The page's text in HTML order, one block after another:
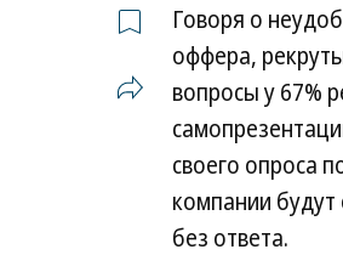
Говоря о
оффера,
вопросы у 67%
своего опроса
компании
без ответа.